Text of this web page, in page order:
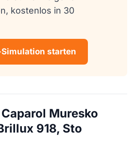
kostenlos in 30
starten
Muresko
918, Sto